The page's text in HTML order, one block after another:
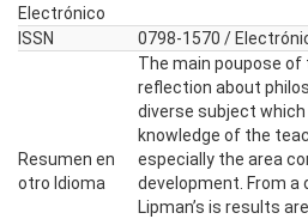
Electrónico
ISSN 0798-1570 /
Resumen en
otro Idioma
The main poupose
reflection about
diverse subject
knowledge of the
especially the area
development. From a
Lipman’s is results